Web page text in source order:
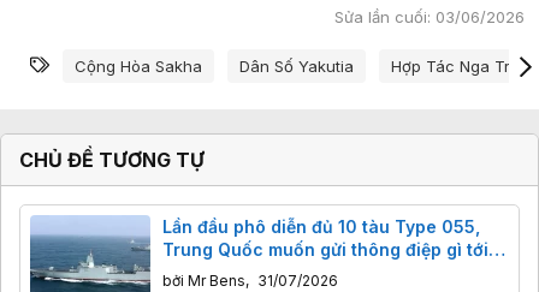
Sửa lần cuối: 03/06/2026
Từ khóa
Cộng Hòa Sakha Dân Số Yakutia Hợp Tác Nga
CHỦ ĐỀ TƯƠNG TỰ
Lần đầu phô diễn đủ 10 tàu Type 055,
Trung Quốc muốn gửi thông điệp gì tới
Mỹ và các cường quốc hải quân?
bởi Mr Bens, 31/07/2026